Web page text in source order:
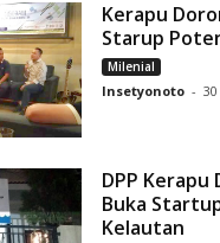
Kerapu
Starup
Milenial
Insetyonoto -
DPP Kerapu
Buka
Kelautan